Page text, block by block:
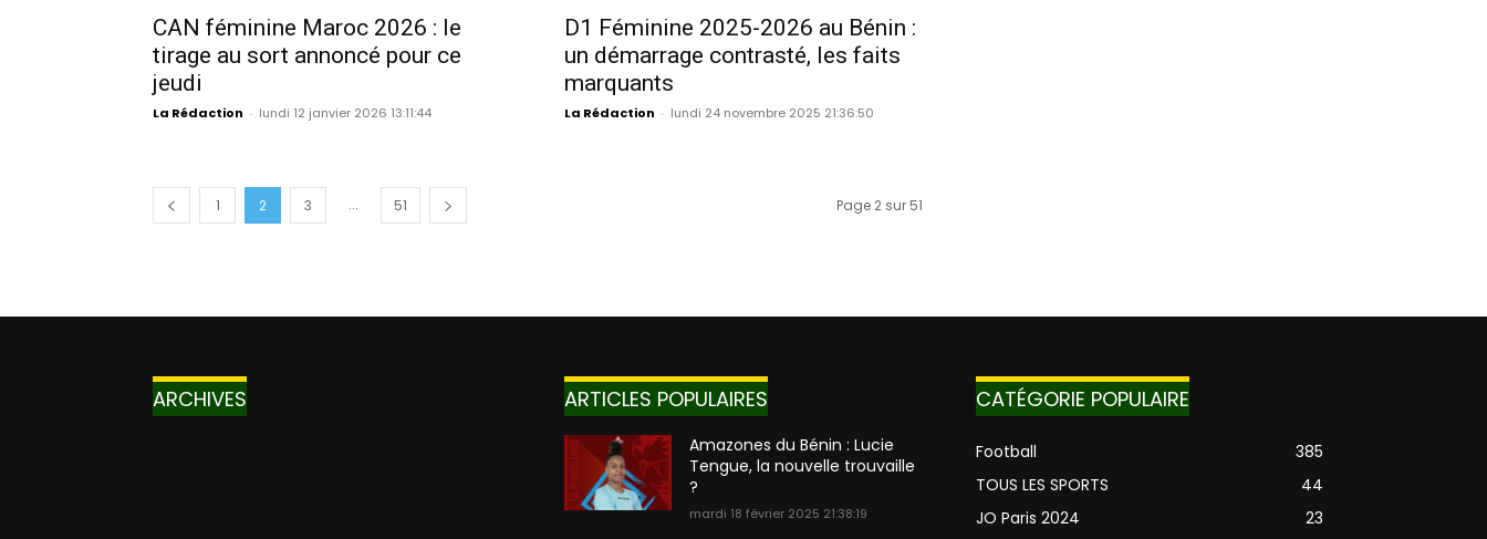
CAN féminine Maroc 2026 : le
tirage au sort annoncé pour ce
jeudi
La Rédaction - lundi 12 janvier 2026 13:11:44
D1 Féminine 2025-2026 au Bénin :
un démarrage contrasté, les faits
marquants
La Rédaction - lundi 24 novembre 2025 21:36:50
1 2 3 ... 51 Page 2 sur 51
ARCHIVES ARTICLES POPULAIRES
Amazones du Bénin : Lucie
Tengue, la nouvelle trouvaille
?
mardi 18 février 2025 21:38:19
CATÉGORIE POPULAIRE
Football
385
TOUS LES SPORTS
44
JO Paris 2024
23